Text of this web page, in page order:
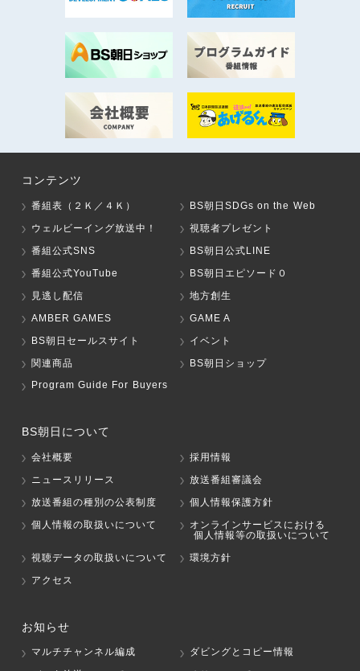
コンテンツ
番組表（２Ｋ／４Ｋ）
BS朝日SDGs on the Web
ウェルビーイング放送中！
視聴者プレゼント
番組公式SNS
BS朝日公式LINE
番組公式YouTube
BS朝日エピソード０
見逃し配信
地方創生
AMBER GAMES
GAME A
BS朝日セールスサイト
イベント
関連商品
BS朝日ショップ
Program Guide For Buyers
BS朝日について
会社概要
採用情報
ニュースリリース
放送番組審議会
放送番組の種別の公表制度
個人情報保護方針
個人情報の取扱いについて
オンラインサービスにおける
個人情報等の取扱いについて
視聴データの取扱いについて
環境方針
アクセス
お知らせ
マルチチャンネル編成
ダビングとコピー情報